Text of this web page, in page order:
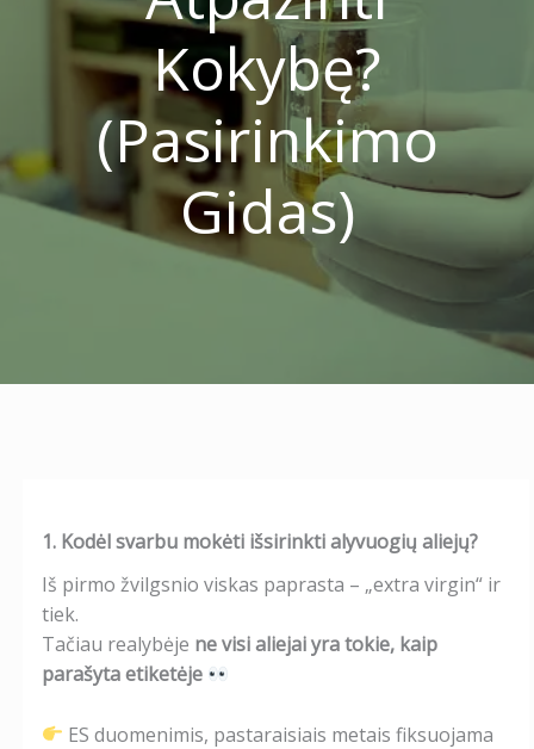
Kokybę?
(Pasirinkimo
Gidas)
1. Kodėl svarbu mokėti išsirinkti alyvuogių aliejų?
Iš pirmo žvilgsnio viskas paprasta – „extra virgin“ ir
tiek.
Tačiau realybėje ne visi aliejai yra tokie, kaip
parašyta etiketėje
ES duomenimis, pastaraisiais metais fiksuojama